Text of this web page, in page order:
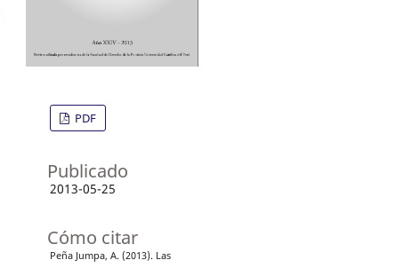
PDF
Publicado
2013-05-25
Cómo citar
Peña Jumpa, A. (2013). Las